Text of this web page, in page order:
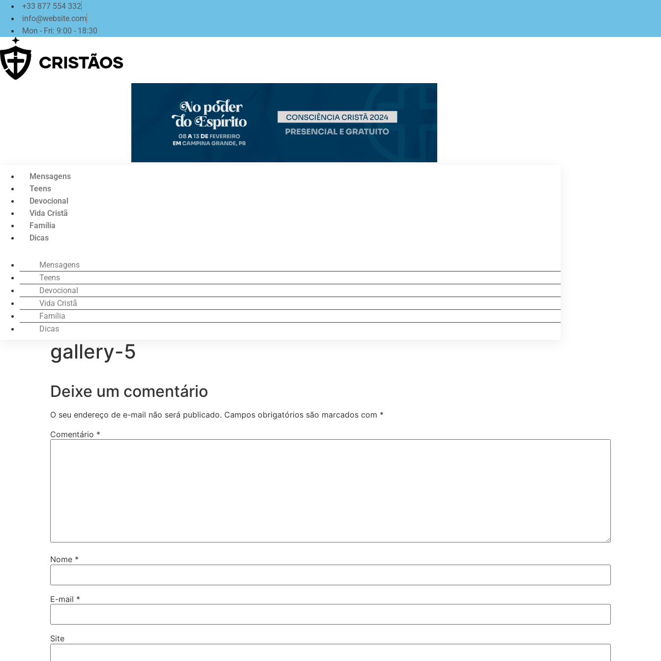
para
conteúdo
+33 877 554 332
info@website.com
Mon - Fri: 9:00 - 18:30
Mensagens
Teens
Devocional
Vida Cristã
Família
Dicas
Mensagens
Teens
Devocional
Vida Cristã
Família
Dicas
gallery-5
Deixe um comentário
O seu endereço de e-mail não será publicado. Campos obrigatórios são marcados com *
Comentário *
Nome *
E-mail *
Site